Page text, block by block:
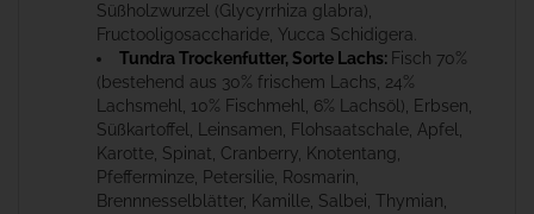
Süßholzwurzel (Glycyrrhiza glabra),
Fructooligosaccharide, Yucca Schidigera.
Tundra Trockenfutter, Sorte Lachs: Fisch 70%
(bestehend aus 30% frischem Lachs, 24%
Lachsmehl, 10% Fischmehl, 6% Lachsöl), Erbsen,
Süßkartoffel, Leinsamen, Flohsaatschale, Apfel,
Karotte, Spinat, Cranberry, Knotentang,
Pfefferminze, Petersilie, Rosmarin,
Brennnesselblätter, Kamille, Salbei, Thymian,